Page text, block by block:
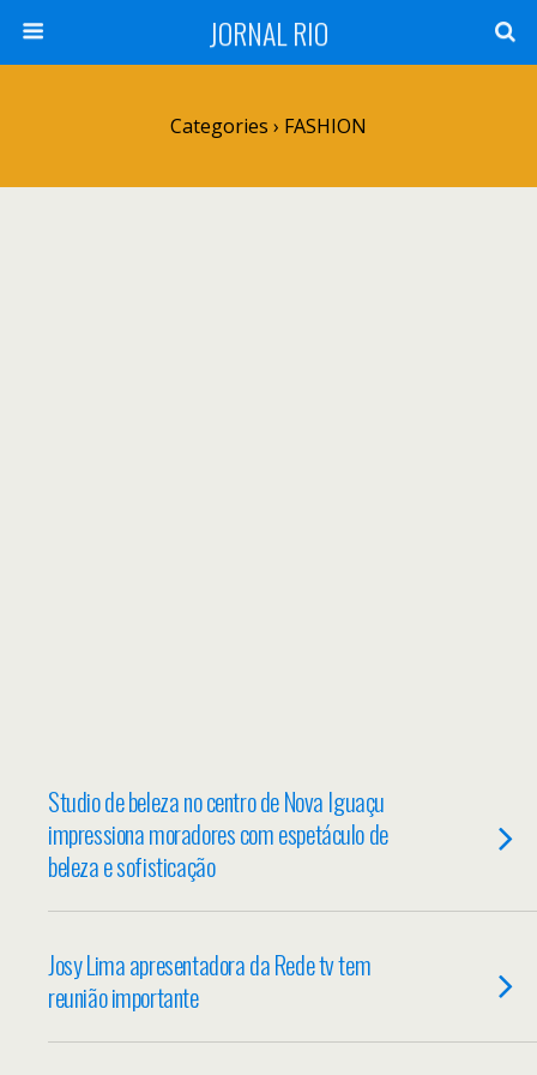
JORNAL RIO
Categories › FASHION
Studio de beleza no centro de Nova Iguaçu
impressiona moradores com espetáculo de
beleza e sofisticação
Josy Lima apresentadora da Rede tv tem
reunião importante